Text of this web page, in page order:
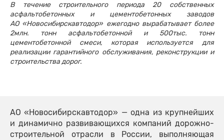
В течение строительного периода 20 собственных
асфальтобетонных и цементобетонных заводов
АО «Новосибирскавтодор» ежегодно вырабатывает более
2млн. тонн асфальтобетонной и 500тыс. тонн
цементобетонной смеси, которая используется для
реализации гарантийного обслуживания, реконструкции и
строительства дорог.
АО «Новосибирскавтодор» — одна из крупнейших
и динамично развивающихся компаний дорожно-
строительной отрасли в России, выполняющая